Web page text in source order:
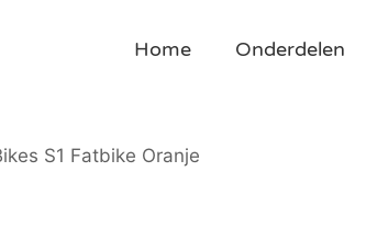
Home Onderdelen
S1 Fatbike Oranje